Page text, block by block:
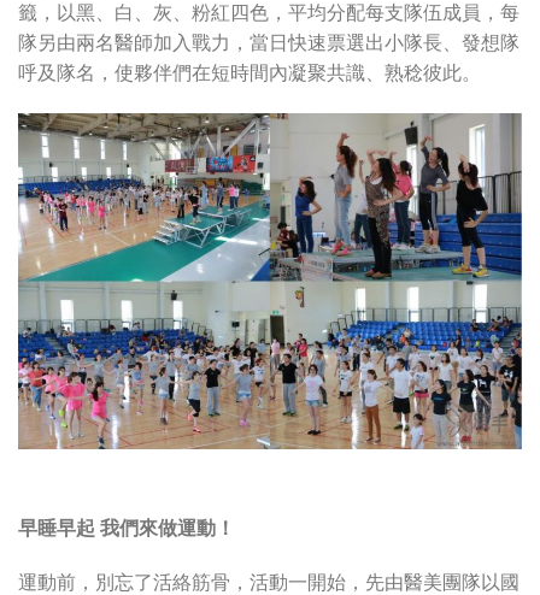
籤，以黑、白、灰、粉紅四色，平均分配每支隊伍成員，每
隊另由兩名醫師加入戰力，當日快速票選出小隊長、發想隊
呼及隊名，使夥伴們在短時間內凝聚共識、熟稔彼此。
早睡早起 我們來做運動！
運動前，別忘了活絡筋骨，活動一開始，先由醫美團隊以國